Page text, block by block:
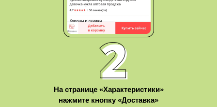
На странице «Характеристики»
нажмите кнопку «Доставка»